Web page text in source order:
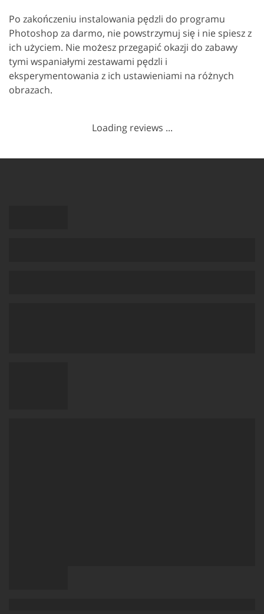
Po zakończeniu instalowania pędzli do programu
Photoshop za darmo, nie powstrzymuj się i nie spiesz z
ich użyciem. Nie możesz przegapić okazji do zabawy
tymi wspaniałymi zestawami pędzli i
eksperymentowania z ich ustawieniami na różnych
obrazach.
Loading reviews ...